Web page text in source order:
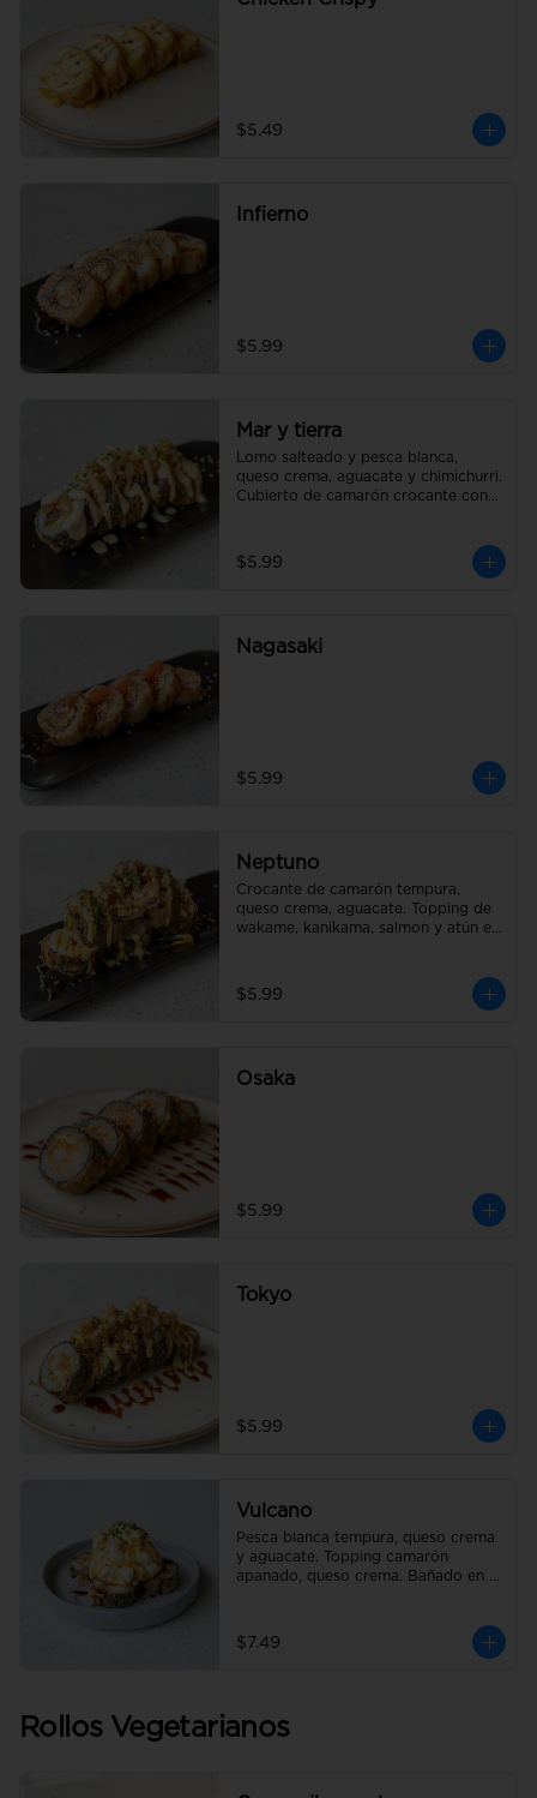
$5.49
Infierno
$5.99
Mar y tierra
Lomo salteado y pesca blanca,
queso crema, aguacate y chimichurri.
Cubierto de camarón crocante con
$5.99
Nagasaki
$5.99
Neptuno
Crocante de camarón tempura,
queso crema, aguacate. Topping de
wakame, kanikama, salmon y atún en
$5.99
Osaka
$5.99
Tokyo
$5.99
Vulcano
Pesca blanca tempura, queso crema
y aguacate. Topping camarón
apanado, queso crema. Bañado en
$7.49
Rollos Vegetarianos